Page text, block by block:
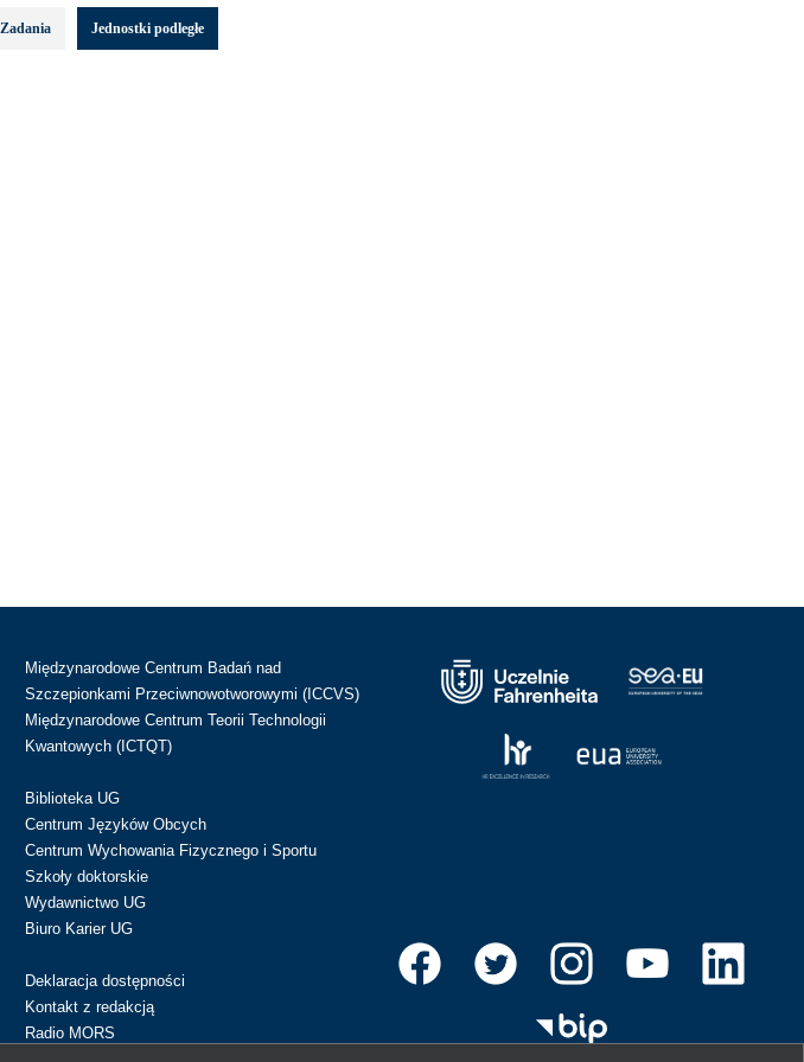
Zadania Jednostki podległe
Międzynarodowe Centrum Badań nad
Szczepionkami Przeciwnowotworowymi (ICCVS)
Międzynarodowe Centrum Teorii Technologii
Kwantowych (ICTQT)
Biblioteka UG
Centrum Języków Obcych
Centrum Wychowania Fizycznego i Sportu
Szkoły doktorskie
Wydawnictwo UG
Biuro Karier UG
Deklaracja dostępności
Kontakt z redakcją
Radio MORS